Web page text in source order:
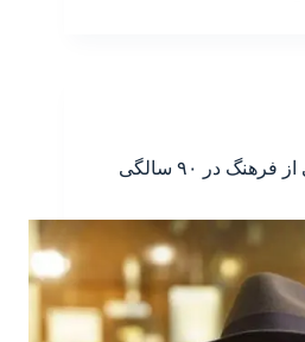
دغدغه شریف ابتذال‌زدایی از فرهنگ در ۹۰ سالگی